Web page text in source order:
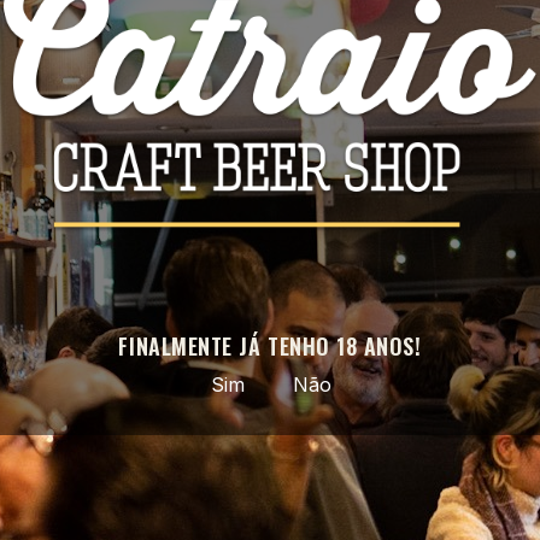
Facebook
Instagram
APROVEITE AS NOSSAS ÚLTIMAS NOVIDADES E OFERTAS
ESPECIAIS
Pode cancelar a subscrição a qualquer momento. Para tal, consulte a
nossa informação de contacto na declaração legal.
Cerveja artesanal selecionada · do nacional ao mundo ·
entregas em todo o país
PRODUTOS 
FINALMENTE JÁ TENHO 18 ANOS!
Sim Não